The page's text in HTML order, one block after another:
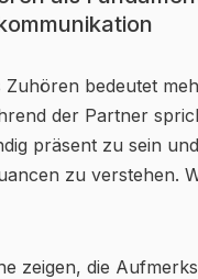
Zuhören bedeutet
der Partner
präsent zu sein
zu verstehen.
zeigen, die